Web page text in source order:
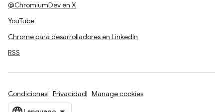
@ChromiumDev en X
YouTube
Chrome para desarrolladores en LinkedIn
RSS
Condiciones Privacidad Manage cookies